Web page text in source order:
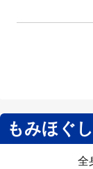
もみほぐ
全